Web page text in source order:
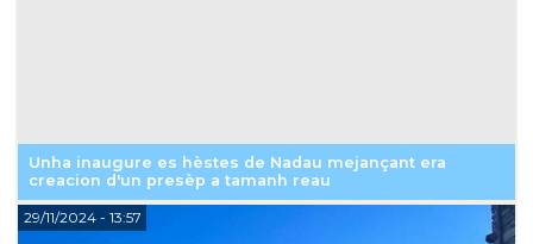
Unha inaugure es hèstes de Nadau mejançant era
creacion d'un presèp a tamanh reau
29/11/2024- 13:57